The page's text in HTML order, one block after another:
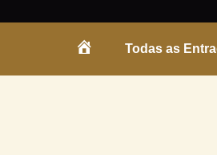
ENTRADATodas as